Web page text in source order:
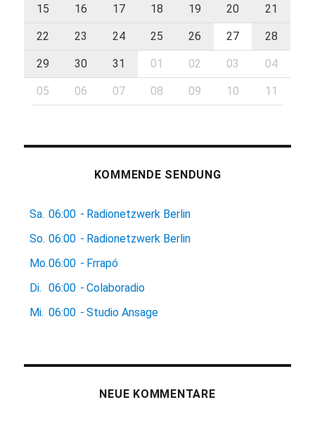
15 16 17 18 19 20 21
22 23 24 25 26 27 28
29 30 31 01 02 03 04
05 06 07 08 09 10 11
KOMMENDE SENDUNG
Sa. 06:00 - Radionetzwerk Berlin
So. 06:00 - Radionetzwerk Berlin
Mo.06:00 - Frrapó
Di.
06:00 - Colaboradio
Mi. 06:00 - Studio Ansage
NEUE KOMMENTARE